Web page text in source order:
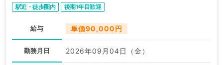
駅近・徒歩圏内 後期1年目歓迎
給与 単価90,000円
勤務月日 2026年09月04日（金）